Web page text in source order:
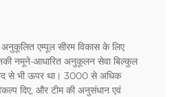
एम्पूल सीरम विकास के लिए
नमूने-आधारित अनुकूलन सेवा बिल्कुल
से भी ऊपर था। 3000 से अधिक
दिए, और टीम की अनुसंधान एवं